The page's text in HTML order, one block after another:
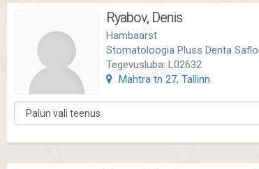
Ryabov, Denis
Hambaarst
Stomatoloogia Pluss Denta
Tegevusluba: L02632
Mahtra tn 27, Tallinn